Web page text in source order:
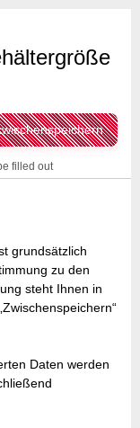
filled out
grundsätzlich
zu den
steht Ihnen in
Daten werden